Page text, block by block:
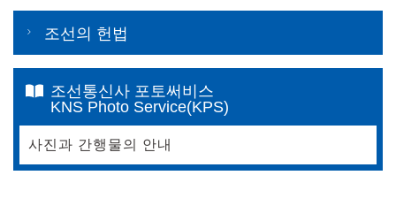
조선의 헌법
조선통신사 포토써비스
KNS Photo Service(KPS)
사진과 간행물의 안내